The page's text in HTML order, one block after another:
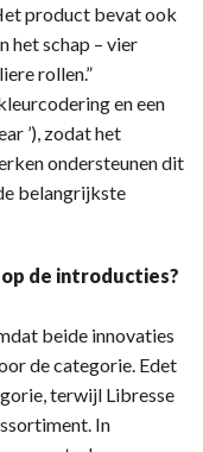
product bevat ook
het schap – vier
rollen.”
en een
’), zodat het
ondersteunen dit
belangrijkste
de introducties?
beide innovaties
de categorie. Edet
terwijl Libresse
In